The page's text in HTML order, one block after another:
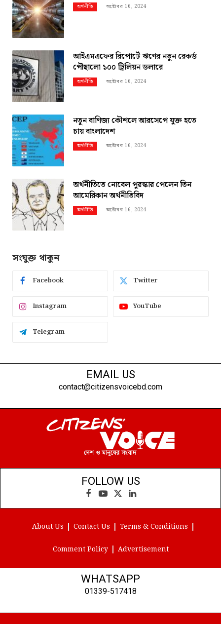
অর্থনীতি অক্টোবর 16, 2024
আইএমএফের রিপোর্টে ঋণের নতুন রেকর্ড
পৌছালো ১০০ ট্রিলিয়ন ডলারে
অর্থনীতি অক্টোবর 16, 2024
নতুন বাণিজ্য কৌশলে আরসেপে যুক্ত হতে
চায় বাংলাদেশ
অর্থনীতি অক্টোবর 16, 2024
অর্থনীতিতে নোবেল পুরস্কার পেলেন তিন
আমেরিকান অর্থনীতিবিদ
অর্থনীতি অক্টোবর 16, 2024
সংযুক্ত থাকুন
Facebook Twitter
Instagram YouTube
Telegram
EMAIL US
contact@citizensvoicebd.com
FOLLOW US
Facebook
YouTube
X
(Twitter)
LinkedIn
About Us Contact Us Terms & Conditions
Comment Policy Advertisement
WHATSAPP
01339-517418